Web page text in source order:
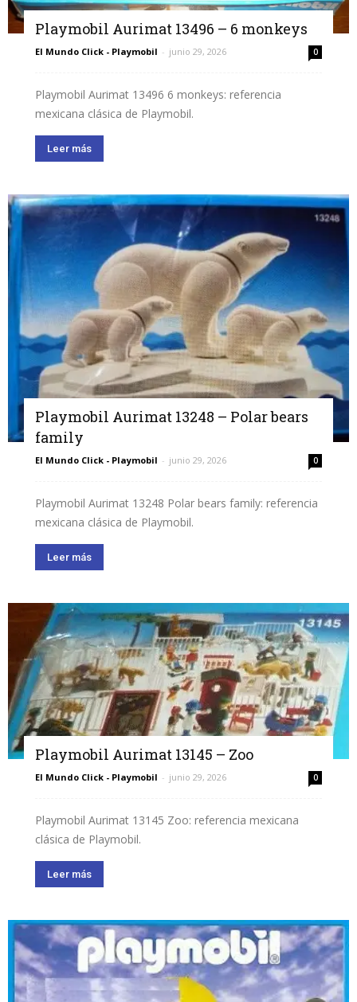
Playmobil Aurimat 13496 – 6 monkeys
El Mundo Click - Playmobil - junio 29, 2026 0
Playmobil Aurimat 13496 6 monkeys: referencia
mexicana clásica de Playmobil.
Leer más
Playmobil Aurimat 13248 – Polar bears
family
El Mundo Click - Playmobil - junio 29, 2026 0
Playmobil Aurimat 13248 Polar bears family: referencia
mexicana clásica de Playmobil.
Leer más
Playmobil Aurimat 13145 – Zoo
El Mundo Click - Playmobil - junio 29, 2026 0
Playmobil Aurimat 13145 Zoo: referencia mexicana
clásica de Playmobil.
Leer más